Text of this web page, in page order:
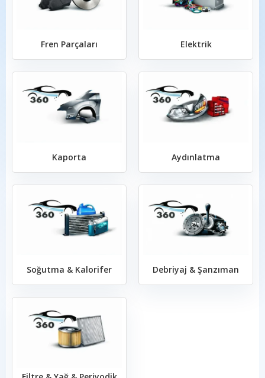
Fren Parçaları Elektrik
Kaporta Aydınlatma
Soğutma & Kalorifer Debriyaj & Şanzıman